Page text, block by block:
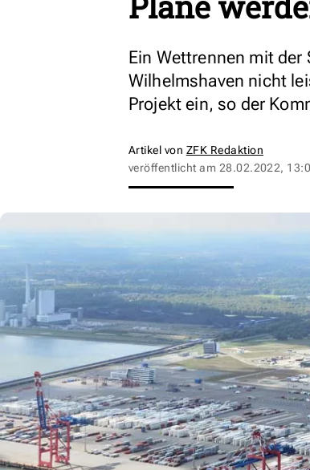
Ein Wettrennen mit
Wilhelmshaven nicht
Projekt ein, so der
Artikel von ZFK Redaktion
veröffentlicht am 28.02.2022,